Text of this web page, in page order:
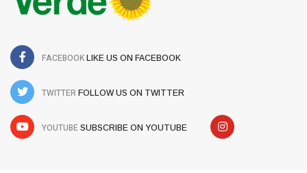
FACEBOOK LIKE US ON FACEBOOK
TWITTER FOLLOW US ON TWITTER
YOUTUBE SUBSCRIBE ON YOUTUBE